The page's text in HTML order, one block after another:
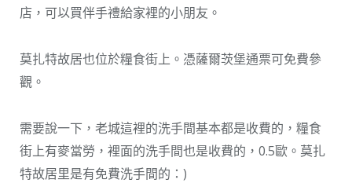
店，可以買伴手禮給家裡的小朋友。
莫扎特故居也位於糧食街上。憑薩爾茨堡通票可免費參
觀。
需要說一下，老城這裡的洗手間基本都是收費的，糧食
街上有麥當勞，裡面的洗手間也是收費的，0.5歐。莫扎
特故居里是有免費洗手間的：)